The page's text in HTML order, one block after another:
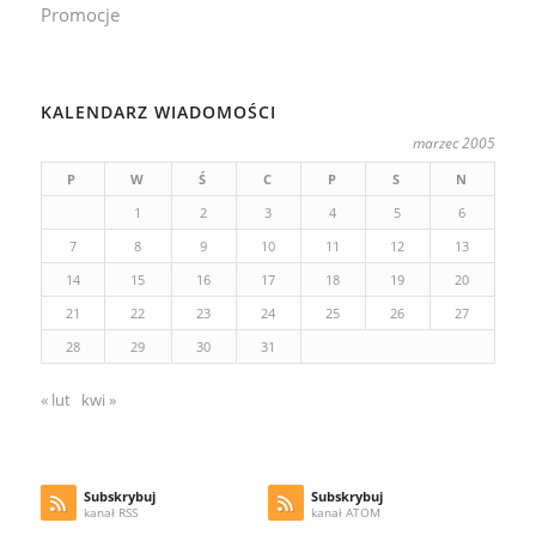
Promocje
KALENDARZ WIADOMOŚCI
marzec 2005
P W Ś C P S
N
1
2 3 4 5
6
7
8 9 10 11 12
13
14
15 16 17 18 19
20
21
22 23 24 25 26
27
28
29 30 31
« lut kwi »
Subskrybuj
kanał RSS
Subskrybuj
kanał ATOM